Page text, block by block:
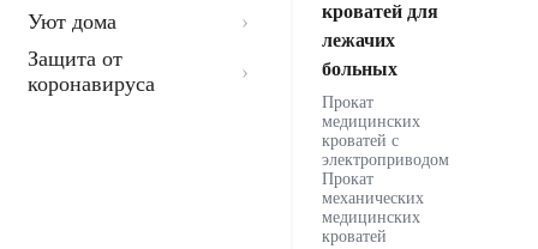
Уют дома
Защита от
коронавируса
кроватей для
лежачих
больных
Прокат
медицинских
кроватей с
электроприводом
Прокат
механических
медицинских
кроватей